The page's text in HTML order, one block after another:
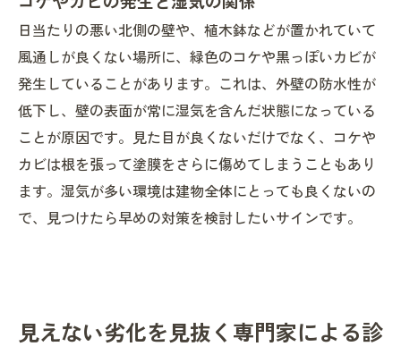
日当たりの悪い北側の壁や、植木鉢などが置かれていて
風通しが良くない場所に、緑色のコケや黒っぽいカビが
発生していることがあります。これは、外壁の防水性が
低下し、壁の表面が常に湿気を含んだ状態になっている
ことが原因です。見た目が良くないだけでなく、コケや
カビは根を張って塗膜をさらに傷めてしまうこともあり
ます。湿気が多い環境は建物全体にとっても良くないの
で、見つけたら早めの対策を検討したいサインです。
見えない劣化を見抜く専門家による診